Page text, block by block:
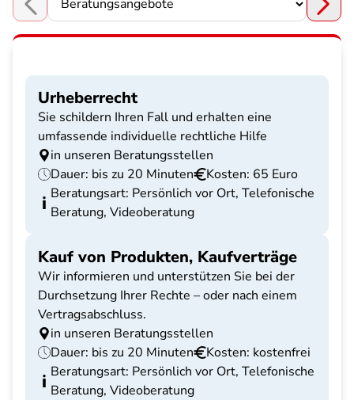
Choose a section
Urheberrecht
Sie schildern Ihren Fall und erhalten eine
umfassende individuelle rechtliche Hilfe
in unseren Beratungsstellen
Dauer: bis zu 20 Minuten
Kosten: 65 Euro
Beratungsart: Persönlich vor Ort, Telefonische
Beratung, Videoberatung
Kauf von Produkten, Kaufverträge
Wir informieren und unterstützen Sie bei der
Durchsetzung Ihrer Rechte – oder nach einem
Vertragsabschluss.
in unseren Beratungsstellen
Dauer: bis zu 20 Minuten
Kosten: kostenfrei
Beratungsart: Persönlich vor Ort, Telefonische
Beratung, Videoberatung